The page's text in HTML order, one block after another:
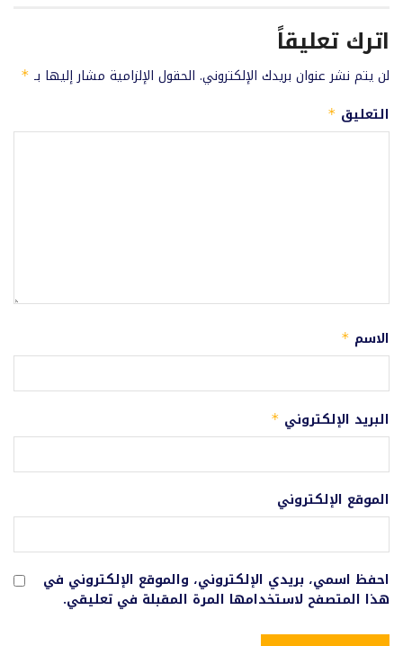
اترك تعليقاً
لن يتم نشر عنوان بريدك الإلكتروني. الحقول الإلزامية مشار إليها بـ *
التعليق *
الاسم *
البريد الإلكتروني *
الموقع الإلكتروني
احفظ اسمي، بريدي الإلكتروني، والموقع الإلكتروني في
هذا المتصفح لاستخدامها المرة المقبلة في تعليقي.